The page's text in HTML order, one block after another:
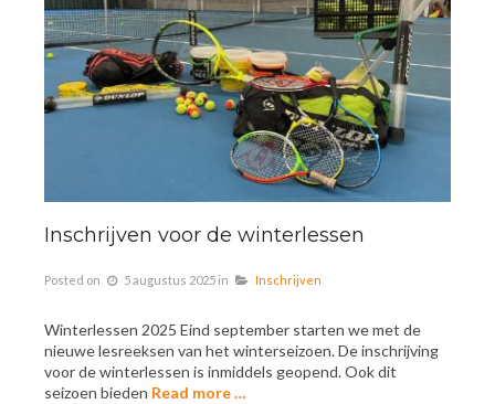
Inschrijven voor de winterlessen
Posted on 5 augustus 2025 in Inschrijven
Winterlessen 2025 Eind september starten we met de
nieuwe lesreeksen van het winterseizoen. De inschrijving
voor de winterlessen is inmiddels geopend. Ook dit
seizoen bieden Read more …